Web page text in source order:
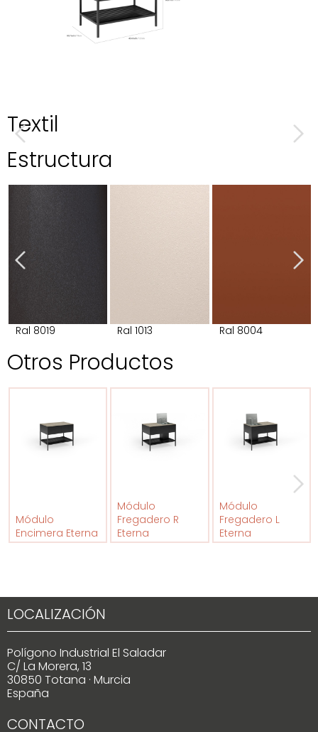
Textil
Estructura
Ral 8019 Ral 1013 Ral 8004
Otros Productos
Módulo
Encimera Eterna
Módulo
Fregadero R
Eterna
Módulo
Fregadero L
Eterna
LOCALIZACIÓN
Polígono Industrial El Saladar
C/ La Morera, 13
30850 Totana · Murcia
España
CONTACTO